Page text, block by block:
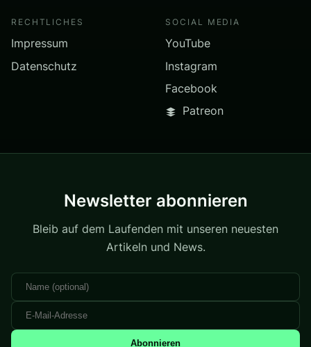
RECHTLICHES
Impressum
Datenschutz
SOCIAL MEDIA
YouTube
Instagram
Facebook
Patreon
Newsletter abonnieren
Bleib auf dem Laufenden mit unseren neuesten
Artikeln und News.
Abonnieren